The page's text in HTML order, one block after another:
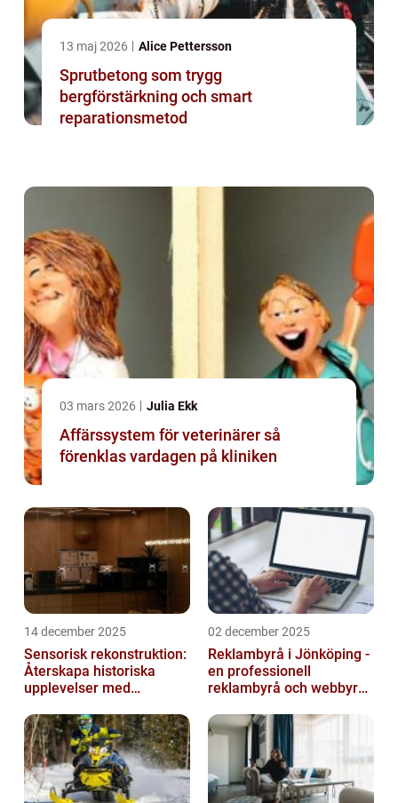
13 maj 2026 Alice Pettersson
Sprutbetong som trygg
bergförstärkning och smart
reparationsmetod
03 mars 2026 Julia Ekk
Affärssystem för veterinärer så
förenklas vardagen på kliniken
14 december 2025
Sensorisk rekonstruktion:
Återskapa historiska
upplevelser med
02 december 2025
Reklambyrå i Jönköping -
en professionell
reklambyrå och webbyrå
kommunikati...